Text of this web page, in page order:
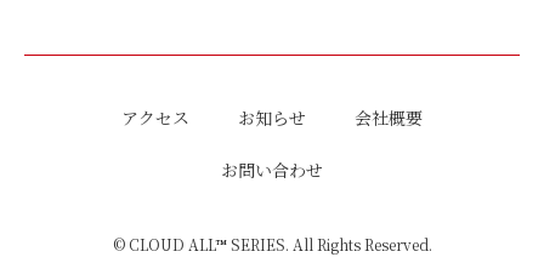
アクセス お知らせ 会社概要
お問い合わせ
© CLOUD ALL™ SERIES. All Rights Reserved.